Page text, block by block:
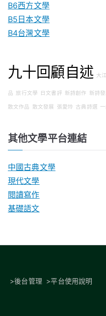
B6西方文學
B5日本文學
B4台灣文學
九十回顧自述 大
品 旅行文學 日文書評 新詩創作 新詩
散文作品 散文發展 張愛玲 古典詩選
其他文學平台連結
中國古典文學
現代文學
閱讀寫作
基礎語文
>後台管理 >平台使用說明